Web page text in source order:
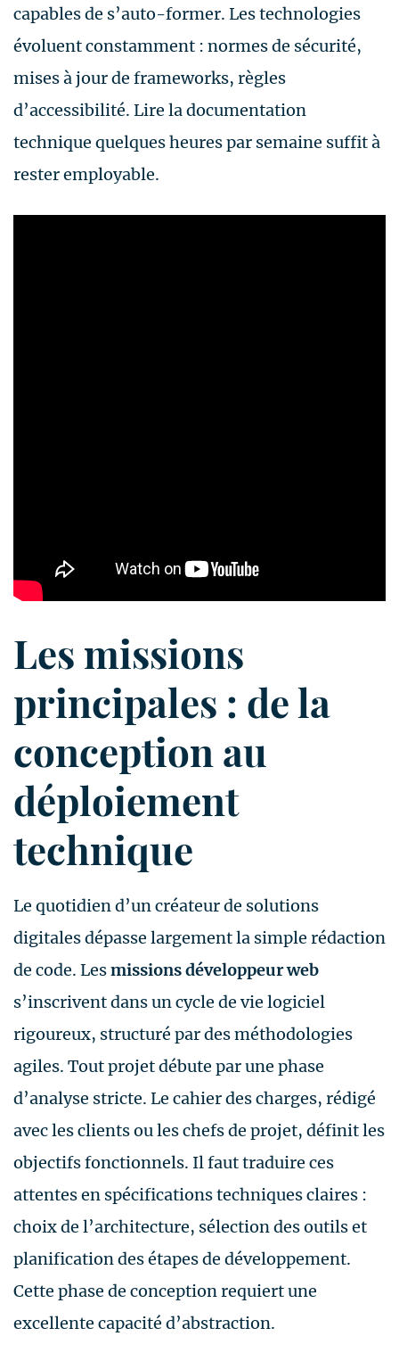
capables de s’auto-former. Les technologies
évoluent constamment : normes de sécurité,
mises à jour de frameworks, règles
d’accessibilité. Lire la documentation
technique quelques heures par semaine suffit à
rester employable.
Les missions
principales : de la
conception au
déploiement
technique
Le quotidien d’un créateur de solutions
digitales dépasse largement la simple rédaction
de code. Lesmissions développeur web
s’inscrivent dans un cycle de vie logiciel
rigoureux, structuré par des méthodologies
agiles. Tout projet débute par une phase
d’analyse stricte. Le cahier des charges, rédigé
avec les clients ou les chefs de projet, définit les
objectifs fonctionnels. Il faut traduire ces
attentes en spécifications techniques claires :
choix de l’architecture, sélection des outils et
planification des étapes de développement.
Cette phase de conception requiert une
excellente capacité d’abstraction.